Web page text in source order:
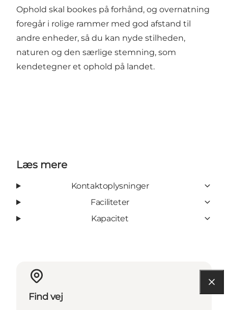
Ophold skal bookes på forhånd, og overnatning
foregår i rolige rammer med god afstand til
andre enheder, så du kan nyde stilheden,
naturen og den særlige stemning, som
kendetegner et ophold på landet.
Læs mere
Kontaktoplysninger
Faciliteter
Kapacitet
Find vej